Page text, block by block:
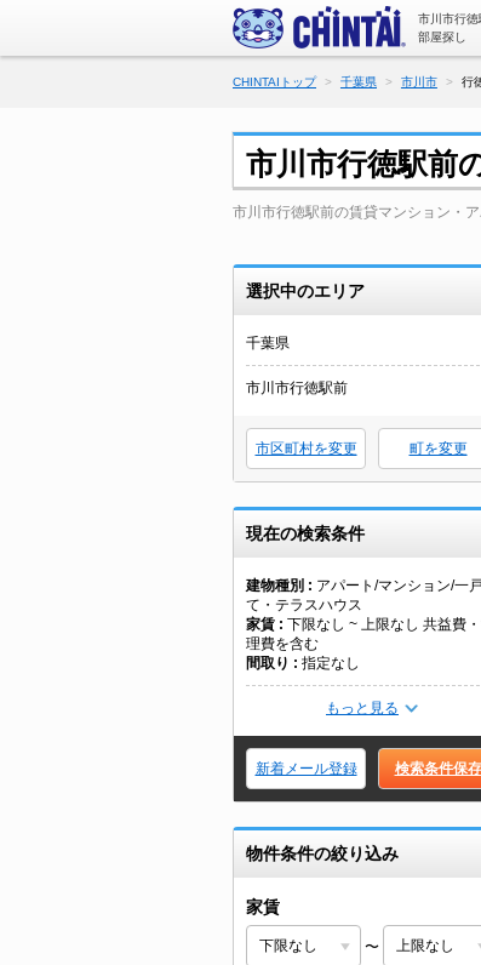
市川市行
部屋探し
CHINTAIトップ 千葉県 市川市 行
市川市行徳駅前
市川市行徳駅前の賃貸マンション・
選択中のエリア
千葉県
市川市行徳駅前
市区町村を変更 町を変更
現在の検索条件
建物種別
アパート/マンション/一
て・テラスハウス
家賃
下限なし ~ 上限なし 共益費
理費を含む
間取り
指定なし
もっと見る
新着メール登録 検索条件保存
物件条件の絞り込み
家賃
〜